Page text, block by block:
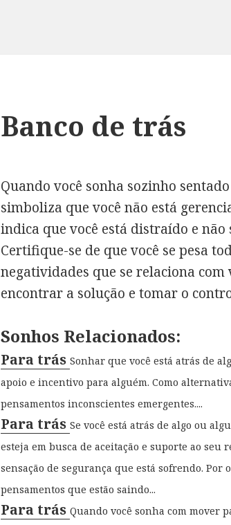
Banco de trás
Quando você sonha sozinho
simboliza que você não está
indica que você está distraído e não
Certifique-se de que você se pesa
negatividades que se relaciona com
encontrar a solução e tomar o
Sonhos Relacionados:
Para trásSonhar que você está atrás de
apoio e incentivo para alguém. Como
pensamentos inconscientes emergentes....
Para trásSe você está atrás de algo ou
esteja em busca de aceitação e suporte ao seu
sensação de segurança que está sofrendo.
pensamentos que estão saindo...
Para trásQuando você sonha com mover